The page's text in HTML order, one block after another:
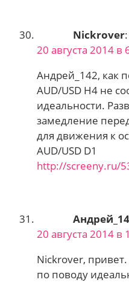
Nickrover:
20 августа 2014 в
Андрей_142, как
AUD/USD Н4 не
идеальности.
замедление
для движения к
AUD/USD D1
http://screeny.ru/
20 августа 2014 в
Nickrover,
по поводу